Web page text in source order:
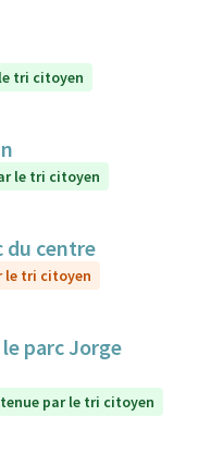
tri citoyen
le tri citoyen
du centre
le tri citoyen
parc Jorge
par le tri citoyen